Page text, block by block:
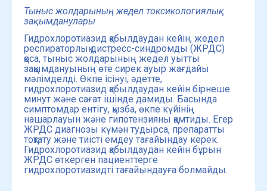
Тыныс жолдарының жедел токсикологиялық
зақымданулары
Гидрохлоротиазид қабылдаудан кейін, жедел
респираторлық дистресс-синдромды (ЖРДС)
қоса, тыныс жолдарының жедел уытты
зақымдануының өте сирек ауыр жағдайы
мәлімделді. Өкпе ісінуі, әдетте,
гидрохлоротиазид қабылдаудан кейін бірнеше
минут және сағат ішінде дамиды. Басында
симптомдар ентігу, қызба, өкпе күйінің
нашарлауын және гипотензияны қамтиды. Егер
ЖРДС диагнозы күмән тудырса, препаратты
тоқтату және тиісті емдеу тағайындау керек.
Гидрохлоротиазид қабылдаудан кейін бұрын
ЖРДС өткерген пациенттерге
гидрохлоротиазидті тағайындауға болмайды.